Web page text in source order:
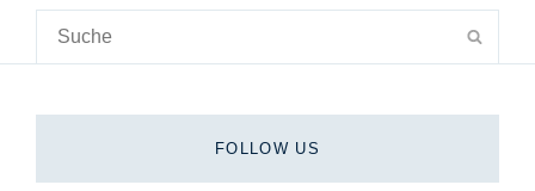
Search
FOLLOW US